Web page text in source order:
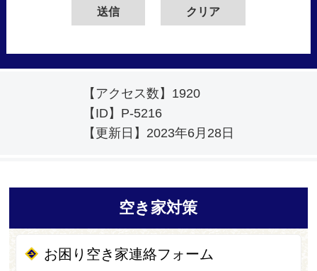
【アクセス数】 1920
【ID】 P-5216
【更新日】 2023年6月28日
空き家対策
お困り空き家連絡フォーム